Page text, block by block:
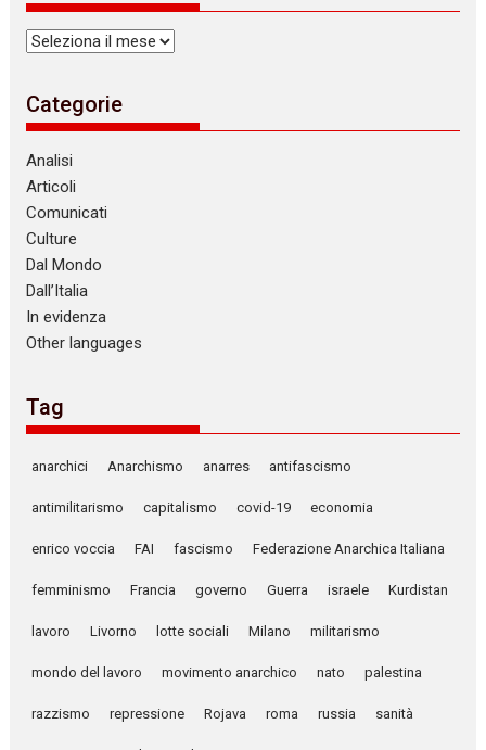
Archivi
Categorie
Analisi
Articoli
Comunicati
Culture
Dal Mondo
Dall’Italia
In evidenza
Other languages
Tag
anarchici Anarchismo anarres antifascismo
antimilitarismo capitalismo covid-19 economia
enrico voccia FAI fascismo Federazione Anarchica Italiana
femminismo Francia governo Guerra israele Kurdistan
lavoro Livorno lotte sociali Milano militarismo
mondo del lavoro movimento anarchico nato palestina
razzismo repressione Rojava roma russia sanità